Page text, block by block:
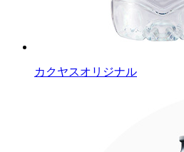
カクヤスオリジナル